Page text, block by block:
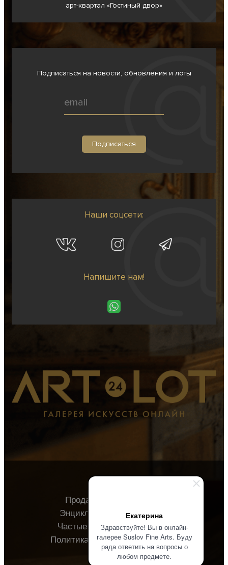
Екатерина
Здравствуйте! Вы в онлайн-
галерее Suslov Fine Arts. Буду
рада ответить на вопросы о
любом предмете.
арт-квартал «Гостиный двор»
Подписаться на новости, обновления и лоты
Наши соцсети:
Напишите нам!
Продавцу
Энциклопедия
О галерее
Частые вопросы
Контакты
Политика конфиденциальности